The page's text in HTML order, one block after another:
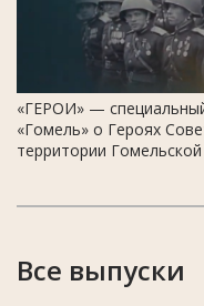
«ГЕРОИ» —
«Гомель» о Героях
территории
Все выпуски